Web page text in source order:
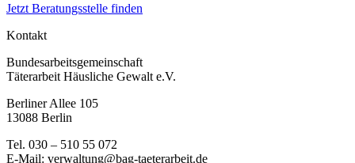
Jetzt Beratungsstelle finden
Kontakt
Bundesarbeitsgemeinschaft
Täterarbeit Häusliche Gewalt e.V.
Berliner Allee 105
13088 Berlin
Tel. 030 – 510 55 072
E-Mail: verwaltung@bag-taeterarbeit.de